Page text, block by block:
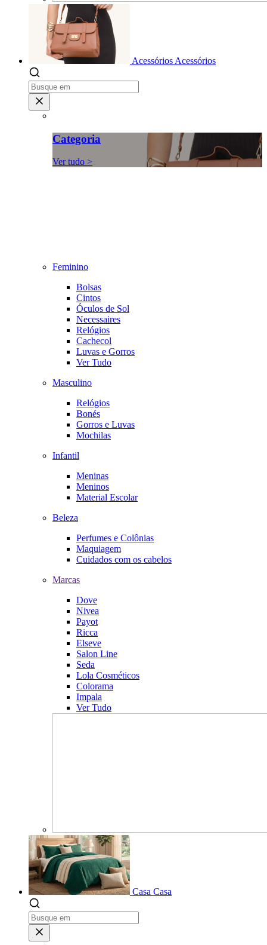
Acessórios Acessórios
Categoria
Ver tudo >
Feminino
Bolsas
Cintos
Óculos de Sol
Necessaires
Relógios
Cachecol
Luvas e Gorros
Ver Tudo
Masculino
Relógios
Bonés
Gorros e Luvas
Mochilas
Infantil
Meninas
Meninos
Material Escolar
Beleza
Perfumes e Colônias
Maquiagem
Cuidados com os cabelos
Marcas
Dove
Nivea
Payot
Ricca
Elseve
Salon Line
Seda
Lola Cosméticos
Colorama
Impala
Ver Tudo
Casa Casa